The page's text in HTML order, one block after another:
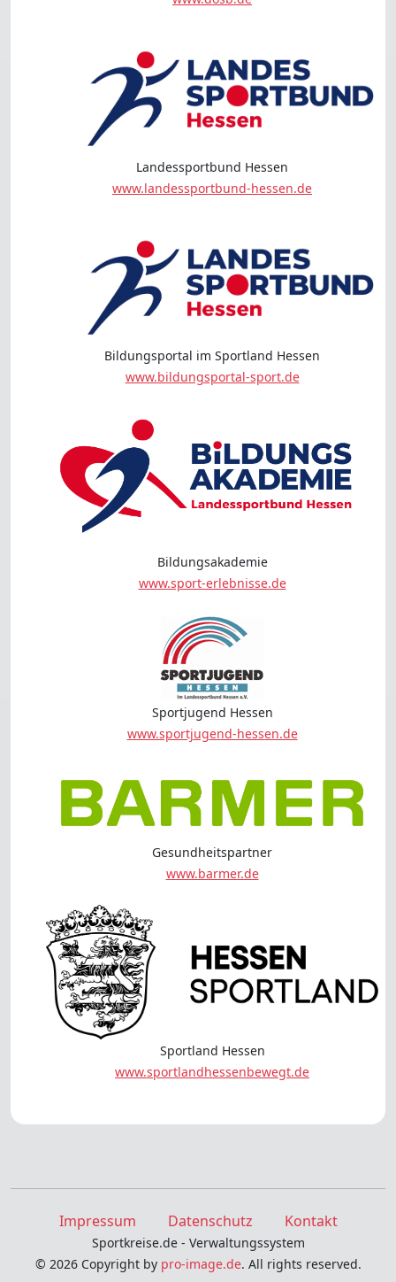
Landessportbund Hessen
www.landessportbund-hessen.de
Bildungsportal im Sportland Hessen
www.bildungsportal-sport.de
Bildungsakademie
www.sport-erlebnisse.de
Sportjugend Hessen
www.sportjugend-hessen.de
Gesundheitspartner
www.barmer.de
Sportland Hessen
www.sportlandhessenbewegt.de
Impressum Datenschutz Kontakt
Sportkreise.de - Verwaltungssystem
© 2026 Copyright by pro-image.de. All rights reserved.